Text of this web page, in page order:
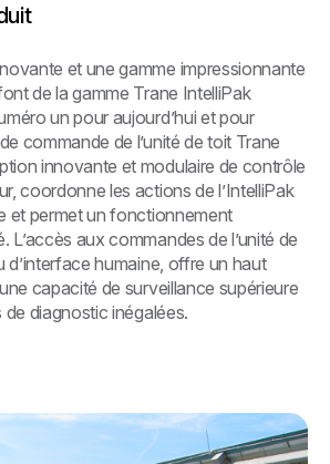
et une gamme impressionnante
de la gamme Trane IntelliPak
un pour aujourd’hui et pour
commande de l’unité de toit Trane
innovante et modulaire de contrôle
coordonne les actions de l’IntelliPak
et permet un fonctionnement
L’accès aux commandes de l’unité de
d’interface humaine, offre un haut
capacité de surveillance supérieure
diagnostic inégalées.